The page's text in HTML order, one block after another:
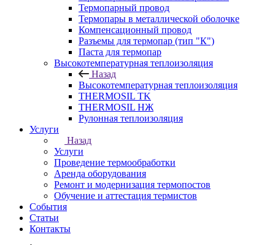
Термопарный провод
Термопары в металлической оболочке
Компенсационный провод
Разъемы для термопар (тип "К")
Паста для термопар
Высокотемпературная теплоизоляция
Назад
Высокотемпературная теплоизоляция
THERMOSIL TK
THERMOSIL НЖ
Рулонная теплоизоляция
Услуги
Назад
Услуги
Проведение термообработки
Аренда оборудования
Ремонт и модернизация термопостов
Обучение и аттестация термистов
События
Статьи
Контакты